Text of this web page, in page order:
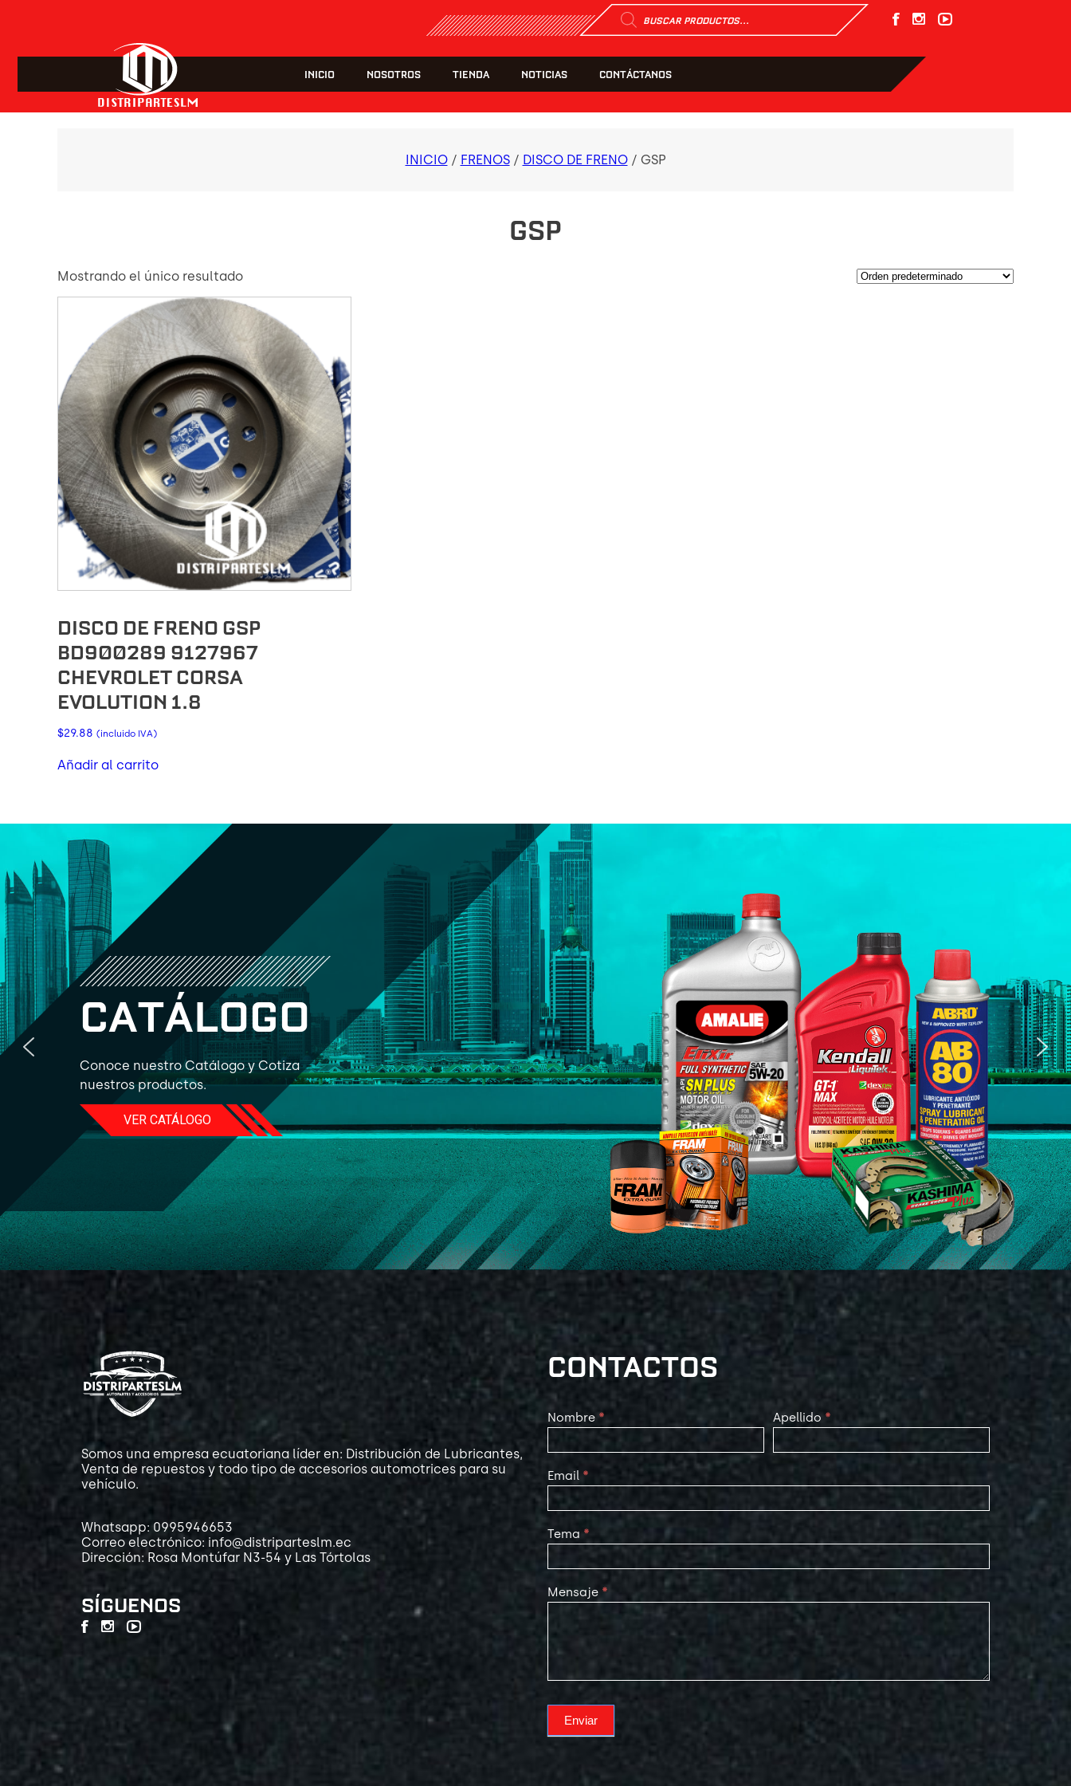
Búsqueda
de
productos
INICIO NOSOTROS TIENDA NOTICIAS CONTÁCTANOS
INICIO/ FRENOS/ DISCO DE FRENO/ GSP
GSP
Mostrando el único resultado
DISCO DE FRENO GSP
BD900289 9127967
CHEVROLET CORSA
EVOLUTION 1.8
$29.88 (incluido IVA)
Añadir al carrito
CATÁLOGO
Conoce nuestro Catálogo y Cotiza
nuestros productos.
VER CATÁLOGO
Somos una empresa ecuatoriana líder en: Distribución de Lubricantes,
Venta de repuestos y todo tipo de accesorios automotrices para su
vehículo.
Whatsapp: 0995946653
Correo electrónico: info@distriparteslm.ec
Dirección: Rosa Montúfar N3-54 y Las Tórtolas
SÍGUENOS
CONTACTOS
Contact
Us
Nombre * Apellido *
Email *
Tema *
Mensaje *
Enviar